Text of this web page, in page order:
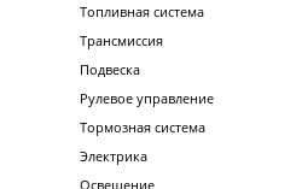
Топливная система
Трансмиссия
Подвеска
Рулевое управление
Тормозная система
Электрика
Освещение